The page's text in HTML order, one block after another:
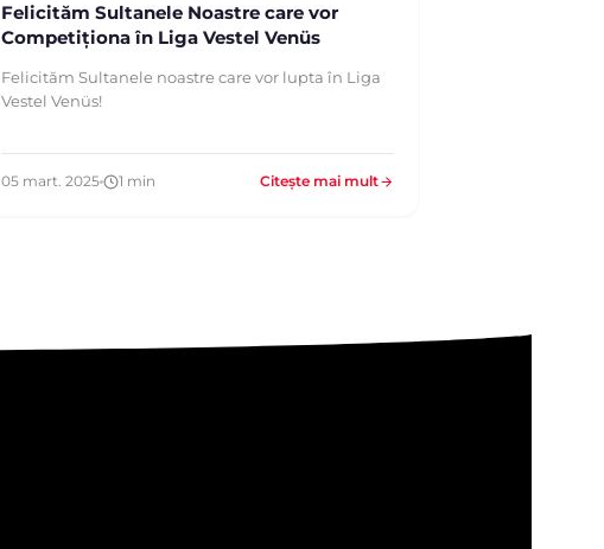
Felicităm Sultanele Noastre care vor
Competiționa în Liga Vestel Venüs
Felicităm Sultanele noastre care vor lupta în Liga
Vestel Venüs!
05 mart. 2025 1 min Citește mai mult